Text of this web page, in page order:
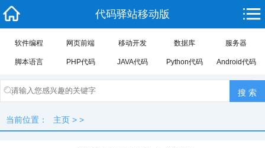
代码驿站移动版
软件编程 网页前端 移动开发 数据库 服务器
脚本语言 PHP代码 JAVA代码 Python代码 Android代码
当前位置： 主页 > >